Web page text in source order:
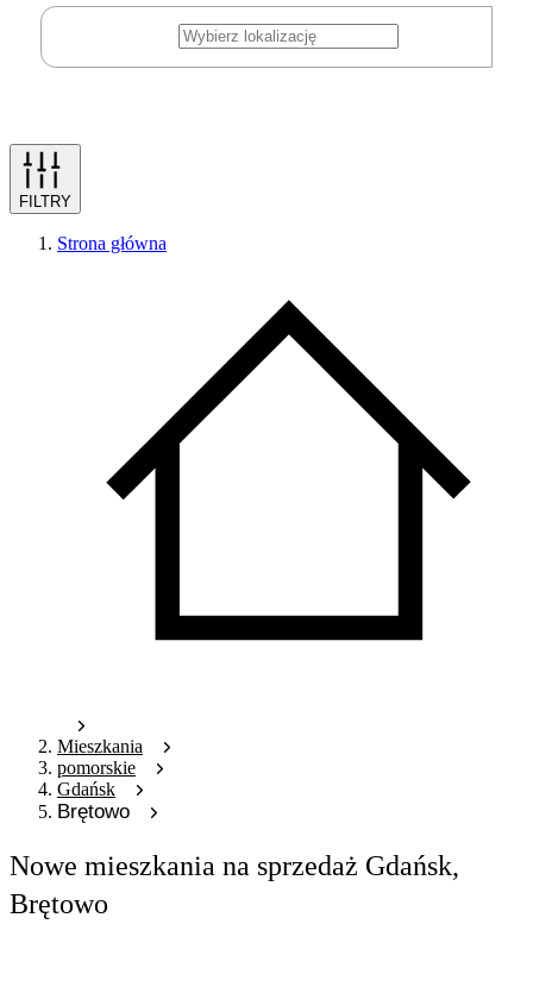
FILTRY
Strona główna
Mieszkania
pomorskie
Gdańsk
Brętowo
Nowe mieszkania na sprzedaż Gdańsk,
Brętowo